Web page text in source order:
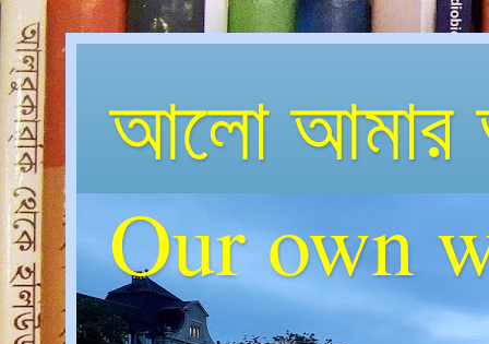
আলো আমার
Our own